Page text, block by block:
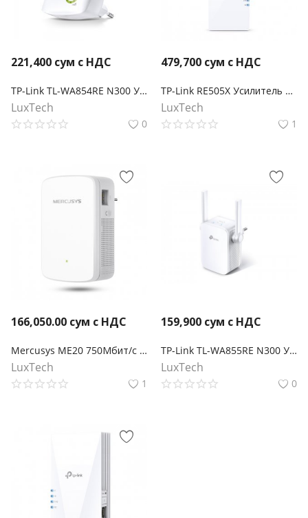
221,400 сум с НДС
TP-Link TL-WA854RE N300 Усилитель Wi-Fi сигнала
LuxTech
0
479,700 сум с НДС
TP-Link RE505X Усилитель сигнала Wi‑Fi AX1500 с поддержкой Mesh
LuxTech
1
166,050.00 сум с НДС
Mercusys ME20 750Мбит/с Усилитель беспроводного сигнала Wi-Fi
LuxTech
1
159,900 сум с НДС
TP-Link TL-WA855RE N300 Усилитель Wi-Fi сигнала
LuxTech
0